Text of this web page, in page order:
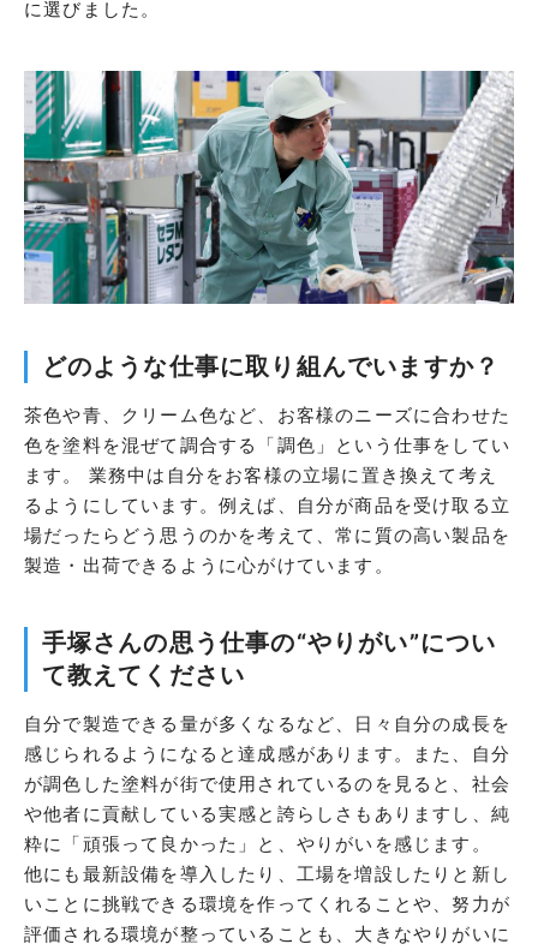
に選びました。
どのような仕事に取り組んでいますか？
茶色や青、クリーム色など、お客様のニーズに合わせた
色を塗料を混ぜて調合する「調色」という仕事をしてい
ます。 業務中は自分をお客様の立場に置き換えて考え
るようにしています。例えば、自分が商品を受け取る立
場だったらどう思うのかを考えて、常に質の高い製品を
製造・出荷できるように心がけています。
手塚さんの思う仕事の“やりがい”につい
て教えてください
自分で製造できる量が多くなるなど、日々自分の成長を
感じられるようになると達成感があります。また、自分
が調色した塗料が街で使用されているのを見ると、社会
や他者に貢献している実感と誇らしさもありますし、純
粋に「頑張って良かった」と、やりがいを感じます。
他にも最新設備を導入したり、工場を増設したりと新し
いことに挑戦できる環境を作ってくれることや、努力が
評価される環境が整っていることも、大きなやりがいに